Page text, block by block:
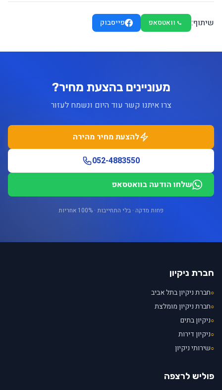
שיתוף: וואטסאפ פייסבוק
מעוניינים בהצעת מחיר?
צרו איתנו קשר עוד היום ונשמח לעזור
להצעת מחיר מהירה
052-4883550
שלחו הודעה בוואטסאפ
פחות מדקה · בלי התחייבות · 100% אחריות
חברת ניקיון
○חברת ניקיון בתל אביב
○חברת ניקיון מומלצת
○ניקיון בתים
○ניקיון דירות
○שירותי ניקיון
פוליש לרצפה